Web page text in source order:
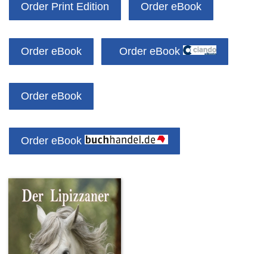
Order Print Edition Order eBook
Order eBook Order eBook
Order eBook
Order eBook